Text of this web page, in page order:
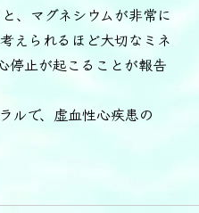
、マグネシウムが非常に
えられるほど大切なミネ
停止が起こることが報告
ルで、虚血性心疾患の